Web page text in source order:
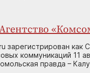
зарегистрирован
коммуникаций 11
правда –